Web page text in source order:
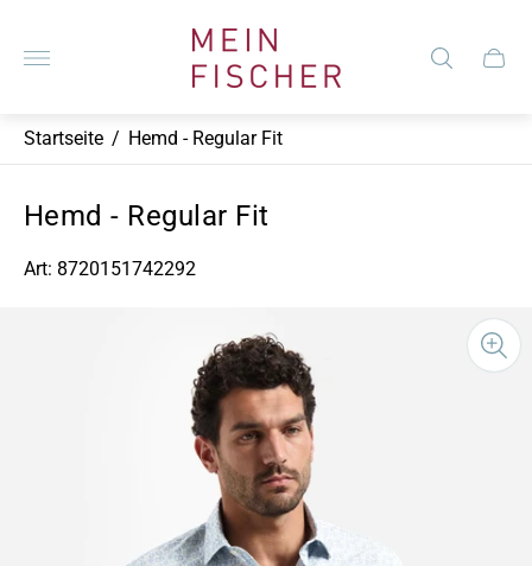
Laden-
Logo"
Startseite / Hemd - Regular Fit
Hemd - Regular Fit
Art: 8720151742292